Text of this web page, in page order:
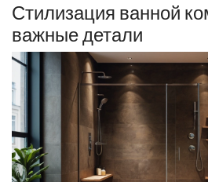
Стилизация ванной
важные детали